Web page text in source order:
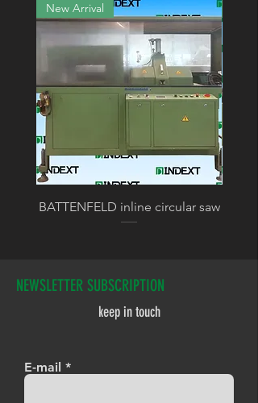
New Arrival
BATTENFELD inline circular saw
NEWSLETTER SUBSCRIPTION
keep in touch
E-mail